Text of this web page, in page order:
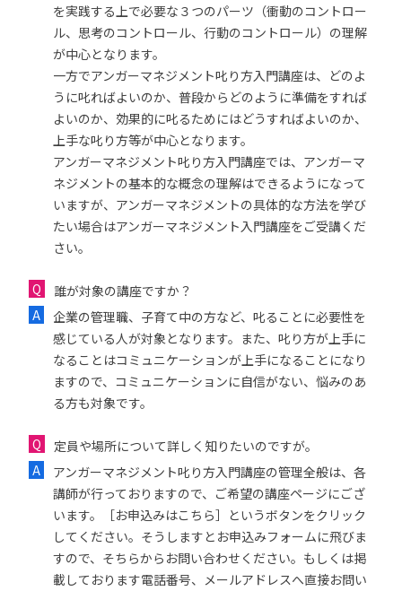
を実践する上で必要な３つのパーツ（衝動のコントロー
ル、思考のコントロール、行動のコントロール）の理解
が中心となります。
一方でアンガーマネジメント叱り方入門講座は、どのよ
うに叱ればよいのか、普段からどのように準備をすれば
よいのか、効果的に叱るためにはどうすればよいのか、
上手な叱り方等が中心となります。
アンガーマネジメント叱り方入門講座では、アンガーマ
ネジメントの基本的な概念の理解はできるようになって
いますが、アンガーマネジメントの具体的な方法を学び
たい場合はアンガーマネジメント入門講座をご受講くだ
さい。
誰が対象の講座ですか？
企業の管理職、子育て中の方など、叱ることに必要性を
感じている人が対象となります。また、叱り方が上手に
なることはコミュニケーションが上手になることになり
ますので、コミュニケーションに自信がない、悩みのあ
る方も対象です。
定員や場所について詳しく知りたいのですが。
アンガーマネジメント叱り方入門講座の管理全般は、各
講師が行っておりますので、ご希望の講座ページにござ
います。［お申込みはこちら］というボタンをクリック
してください。そうしますとお申込みフォームに飛びま
すので、そちらからお問い合わせください。もしくは掲
載しております電話番号、メールアドレスへ直接お問い